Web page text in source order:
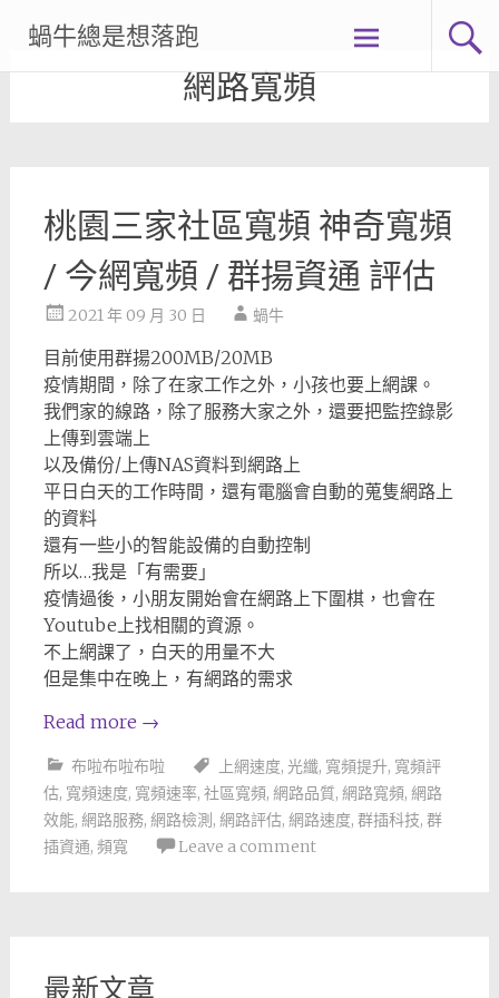
content
蝸牛總是想落跑
網路寬頻
桃園三家社區寬頻 神奇寬頻
/ 今網寬頻 / 群揚資通 評估
2021 年 09 月 30 日 蝸牛
目前使用群揚200MB/20MB
疫情期間，除了在家工作之外，小孩也要上網課。
我們家的線路，除了服務大家之外，還要把監控錄影
上傳到雲端上
以及備份/上傳NAS資料到網路上
平日白天的工作時間，還有電腦會自動的蒐隻網路上
的資料
還有一些小的智能設備的自動控制
所以…我是「有需要」
疫情過後，小朋友開始會在網路上下圍棋，也會在
Youtube上找相關的資源。
不上網課了，白天的用量不大
但是集中在晚上，有網路的需求
Read more →
布啦布啦布啦 上網速度, 光纖, 寬頻提升, 寬頻評
估, 寬頻速度, 寬頻速率, 社區寬頻, 網路品質, 網路寬頻, 網路
效能, 網路服務, 網路檢測 , 網路評估, 網路速度, 群插科技, 群
插資通, 頻寬 Leave a comment
最新文章